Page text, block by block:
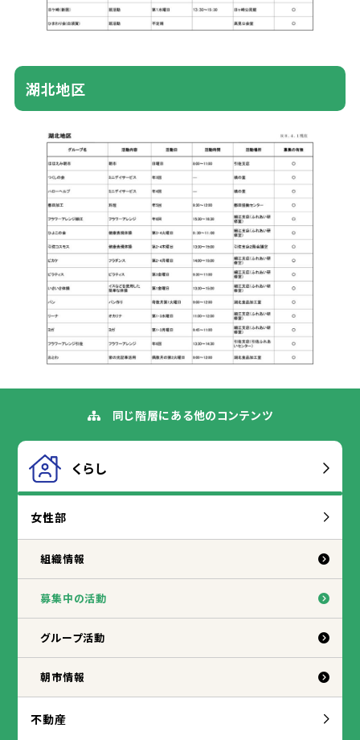
湖北地区
同じ階層にある他のコンテンツ
くらし
女性部
組織情報
募集中の活動
グループ活動
朝市情報
不動産